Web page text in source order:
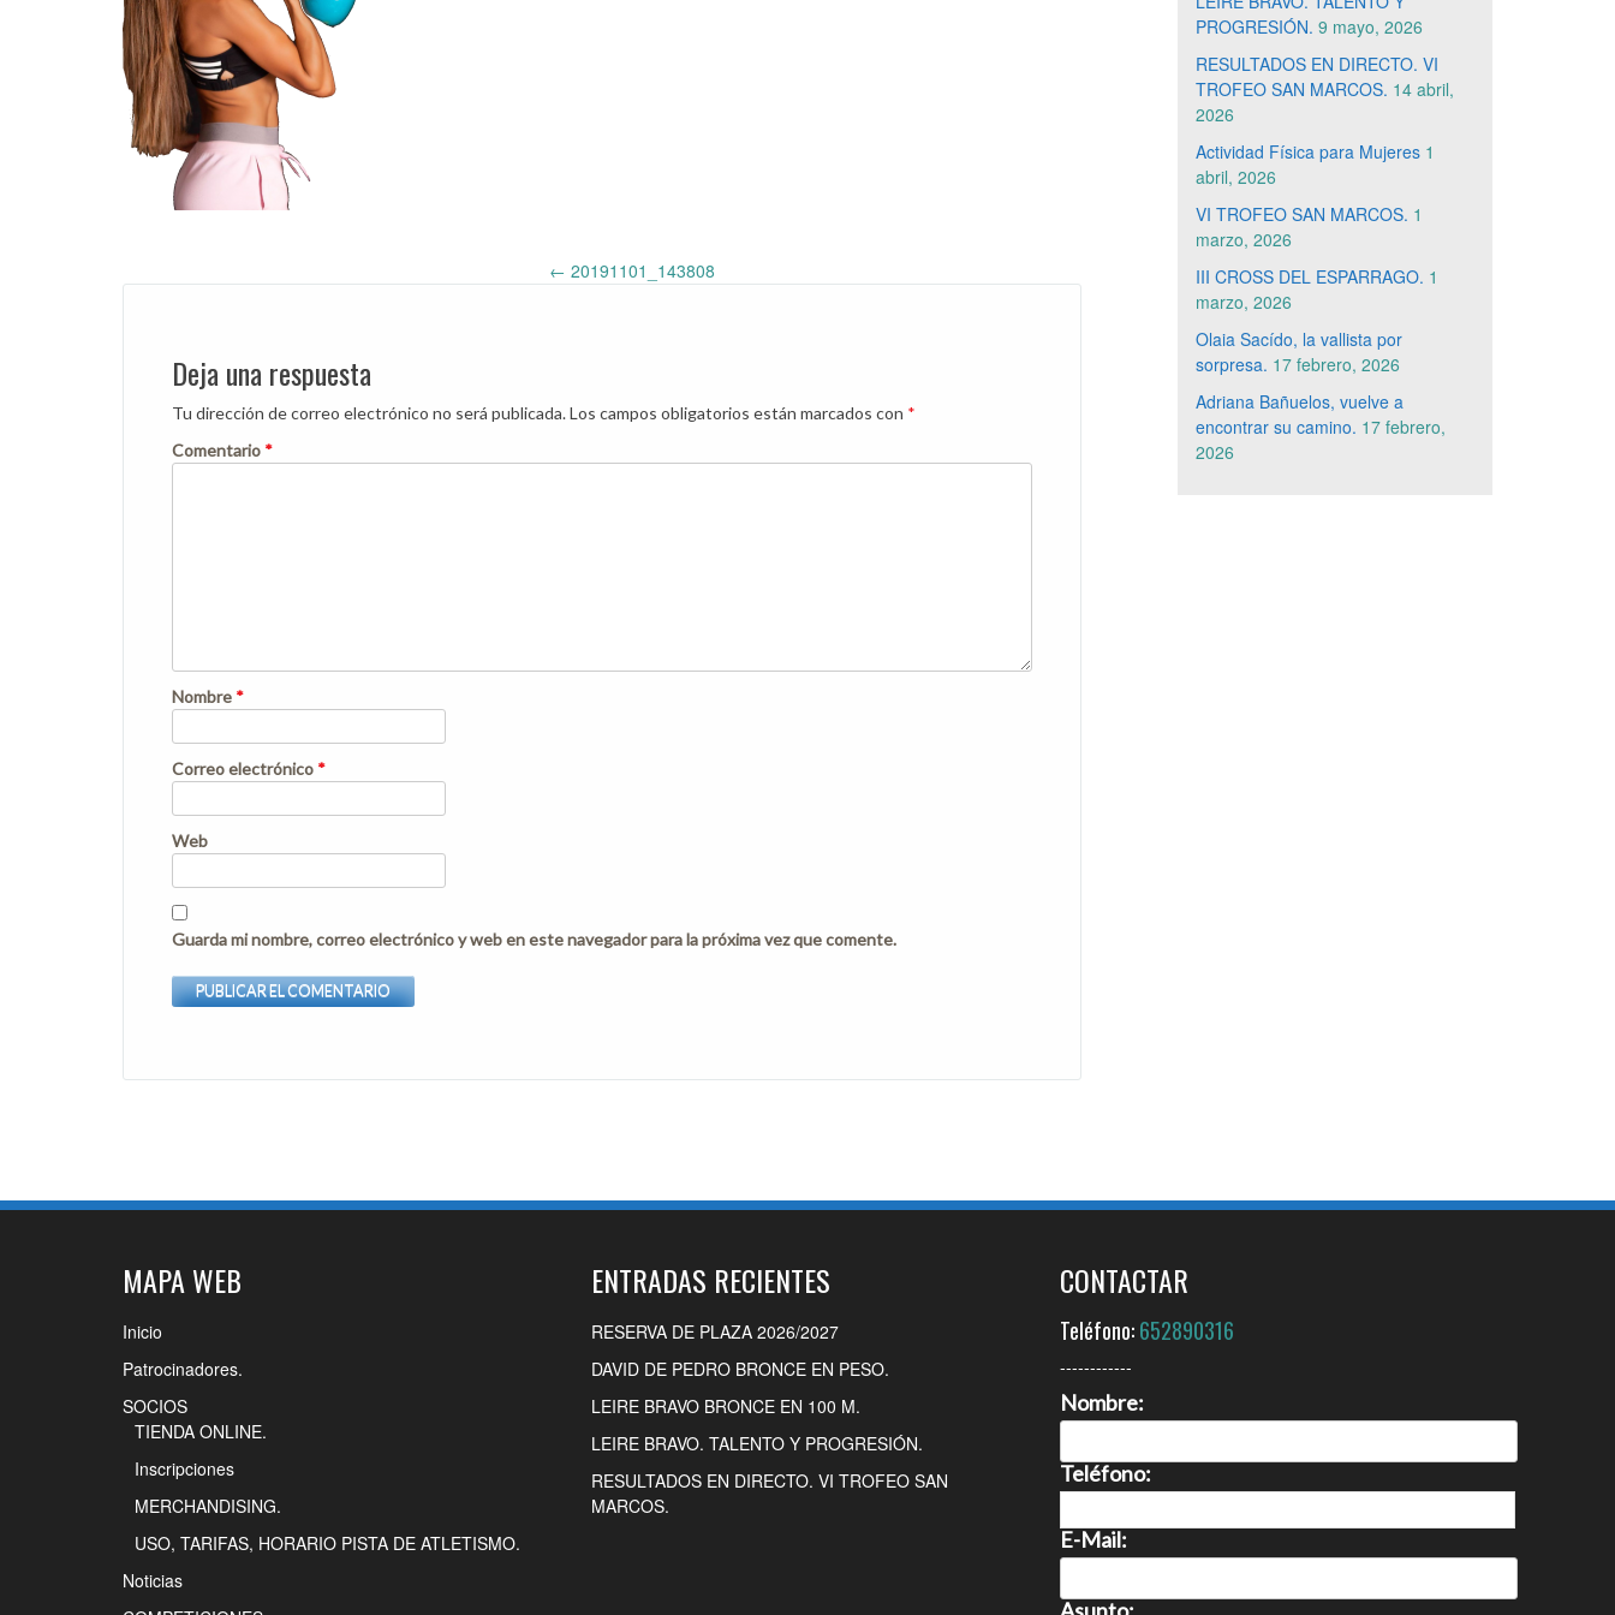
Post ← 20191101_143808
Deja una respuesta
Tu dirección de correo electrónico no será publicada.Los campos obligatorios están marcados con *
Comentario *
Nombre *
Correo electrónico *
Web
Guarda mi nombre, correo electrónico y web en este navegador para la próxima vez que comente.
PROGRESIÓN. 9 mayo, 2026
RESULTADOS EN DIRECTO. VI
TROFEO SAN MARCOS. 14 abril,
2026
Actividad Física para Mujeres 1
abril, 2026
VI TROFEO SAN MARCOS. 1
marzo, 2026
III CROSS DEL ESPARRAGO. 1
marzo, 2026
Olaia Sacído, la vallista por
sorpresa. 17 febrero, 2026
Adriana Bañuelos, vuelve a
encontrar su camino. 17 febrero,
2026
MAPA WEB
Inicio
Patrocinadores.
SOCIOS
TIENDA ONLINE.
Inscripciones
MERCHANDISING.
USO, TARIFAS, HORARIO PISTA DE ATLETISMO.
Noticias
ENTRADAS RECIENTES
RESERVA DE PLAZA 2026/2027
DAVID DE PEDRO BRONCE EN PESO.
LEIRE BRAVO BRONCE EN 100 M.
LEIRE BRAVO. TALENTO Y PROGRESIÓN.
RESULTADOS EN DIRECTO. VI TROFEO SAN
MARCOS.
CONTACTAR
Teléfono:652890316
------------
Nombre:
Teléfono:
E-Mail: